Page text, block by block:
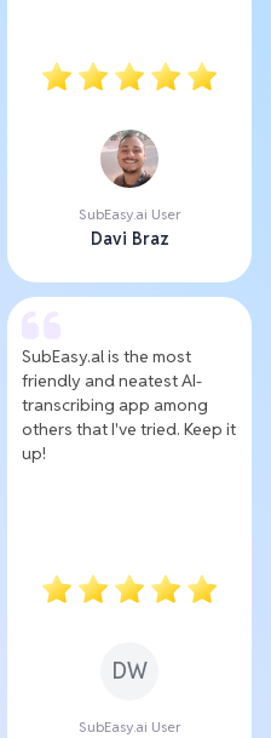
SubEasy.ai User
Davi Braz
SubEasy.al is the most
friendly and neatest AI-
transcribing app among
others that I've tried. Keep it
up!
DW
SubEasy.ai User